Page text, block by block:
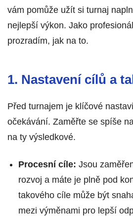
vám pomůže užít si turnaj
nejlepší výkon. Jako
prozradím, jak na to.
1. Nastavení cílů a
Před turnajem je klíčové
očekávání. Zaměřte se spíše
na ty výsledkové.
Procesní cíle: Jsou
rozvoj a máte je plně pod
takového cíle může být
mezi výměnami pro lepší